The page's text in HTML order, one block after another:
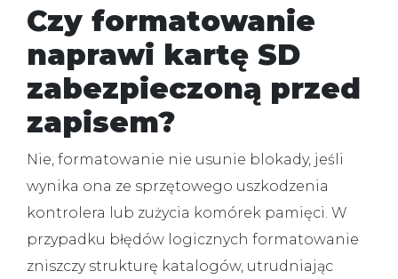
Czy formatowanie
naprawi kartę SD
zabezpieczoną przed
zapisem?
Nie, formatowanie nie usunie blokady, jeśli
wynika ona ze sprzętowego uszkodzenia
kontrolera lub zużycia komórek pamięci. W
przypadku błędów logicznych formatowanie
zniszczy strukturę katalogów, utrudniając